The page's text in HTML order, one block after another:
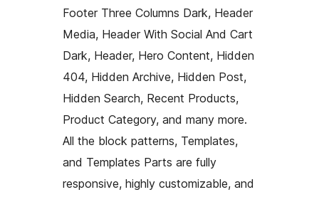
Footer Three Columns Dark, Header
Media, Header With Social And Cart
Dark, Header, Hero Content, Hidden
404, Hidden Archive, Hidden Post,
Hidden Search, Recent Products,
Product Category, and many more.
All the block patterns, Templates,
and Templates Parts are fully
responsive, highly customizable, and